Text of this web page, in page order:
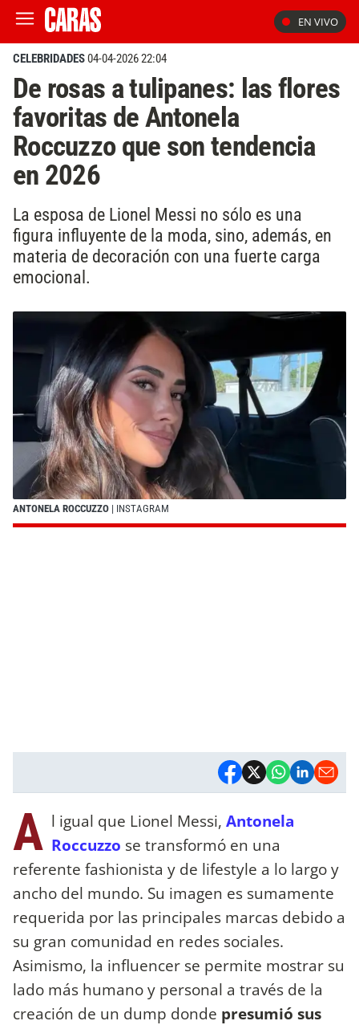
EN VIVO
CELEBRIDADES04-04-2026 22:04
De rosas a tulipanes: las flores
favoritas de Antonela
Roccuzzo que son tendencia
en 2026
La esposa de Lionel Messi no sólo es una
figura influyente de la moda, sino, además, en
materia de decoración con una fuerte carga
emocional.
ANTONELA ROCCUZZO | INSTAGRAM
A l igual que Lionel Messi, Antonela
Roccuzzo se transformó en una
referente fashionista y de lifestyle a lo largo y
ancho del mundo. Su imagen es sumamente
requerida por las principales marcas debido a
su gran comunidad en redes sociales.
Asimismo, la influencer se permite mostrar su
lado más humano y personal a través de la
creación de un dump donde presumió sus